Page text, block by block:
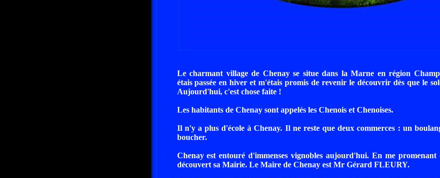
Le charmant village de Chenay se situe dans la Marne en région
étais passée en hiver et m'étais promis de revenir le découvrir dès que le
Aujourd'hui, c'est chose faite !
Les habitants de Chenay sont appelés les Chenois et Chenoises.
Il n'y a plus d'école à Chenay. Il ne reste que deux commerces : un
boucher.
Chenay est entouré d'immenses vignobles aujourd'hui. En me
découvert sa Mairie. Le Maire de Chenay est Mr Gérard FLEURY.